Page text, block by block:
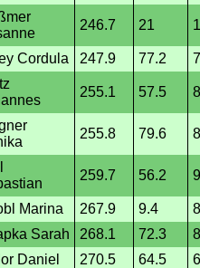
246.7 21
Cordula 247.9 77.2
255.1 57.5
255.8 79.6
259.7 56.2
Marina 267.9 9.4
Sarah 268.1 72.3
Daniel 270.5 64.5